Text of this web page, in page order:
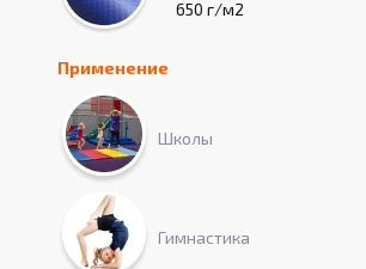
650 г/м2
Применение
Школы
Гимнастика